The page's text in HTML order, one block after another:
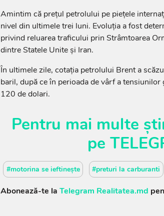
Amintim că prețul petrolului pe piețele
nivel din ultimele trei luni. Evoluția a fost
privind reluarea traficului prin Strâmtoarea
dintre Statele Unite și Iran.
În ultimele zile, cotația petrolului Brent a
baril, după ce în perioada de vârf a
120 de dolari.
Pentru mai multe
pe
#motorina se ieftinește #preturi la carburanti
Abonează-te la Telegram Realitatea.md